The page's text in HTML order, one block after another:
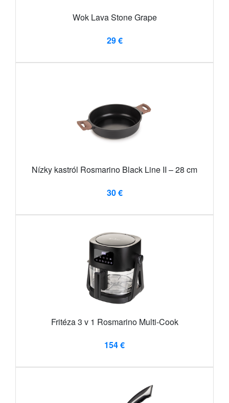
Wok Lava Stone Grape
29 €
Nízky kastról Rosmarino Black Line II – 28 cm
30 €
Fritéza 3 v 1 Rosmarino Multi-Cook
154 €